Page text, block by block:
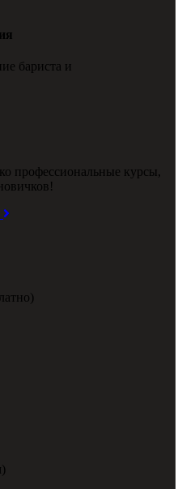
бариста и
профессиональные курсы,